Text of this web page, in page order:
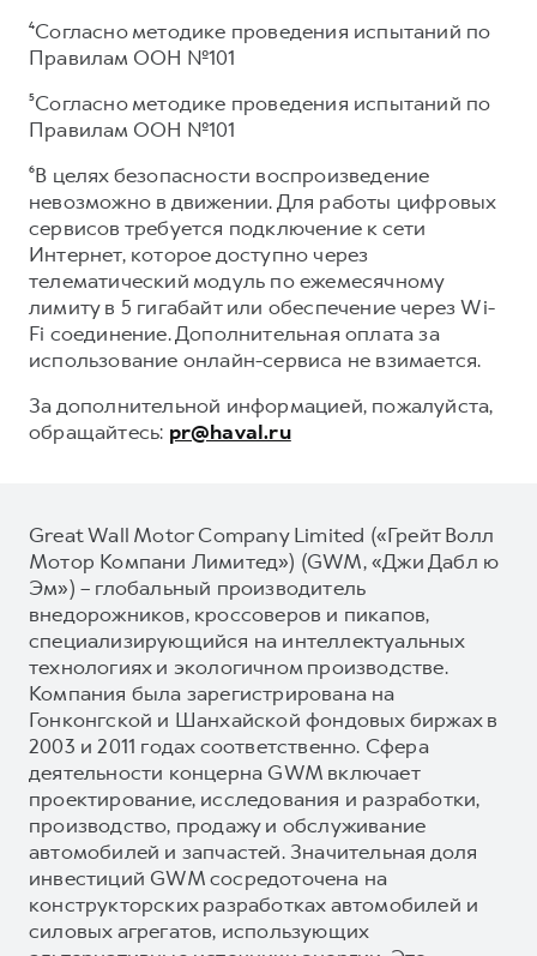
⁴Согласно методике проведения испытаний по
Правилам ООН №101
⁵Согласно методике проведения испытаний по
Правилам ООН №101
⁶В целях безопасности воспроизведение
невозможно в движении. Для работы цифровых
сервисов требуется подключение к сети
Интернет, которое доступно через
телематический модуль по ежемесячному
лимиту в 5 гигабайт или обеспечение через Wi-
Fi соединение. Дополнительная оплата за
использование онлайн-сервиса не взимается.
За дополнительной информацией, пожалуйста,
обращайтесь: pr@haval.ru
Great Wall Motor Company Limited («Грейт Волл
Мотор Компани Лимитед») (GWM, «Джи Дабл ю
Эм») – глобальный производитель
внедорожников, кроссоверов и пикапов,
специализирующийся на интеллектуальных
технологиях и экологичном производстве.
Компания была зарегистрирована на
Гонконгской и Шанхайской фондовых биржах в
2003 и 2011 годах соответственно. Сфера
деятельности концерна GWM включает
проектирование, исследования и разработки,
производство, продажу и обслуживание
автомобилей и запчастей. Значительная доля
инвестиций GWM сосредоточена на
конструкторских разработках автомобилей и
силовых агрегатов, использующих